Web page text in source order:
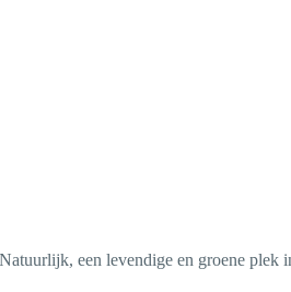
een levendige en groene plek